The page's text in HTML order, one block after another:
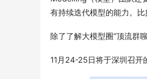
有持续迭代模型的能力。比
除了了解大模型圈“顶流群
11月24-25日将于深圳召开